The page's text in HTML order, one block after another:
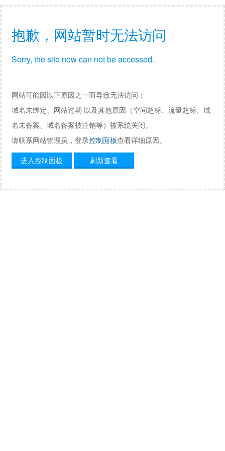
抱歉，网站暂时无法访问
Sorry, the site now can not be accessed.
网站可能因以下原因之一而导致无法访问：
域名未绑定、网站过期 以及其他原因（空间超标、流量超标、域
名未备案、域名备案被注销等）被系统关闭。
请联系网站管理员，登录控制面板查看详细原因。
进入控制面板
刷新查看